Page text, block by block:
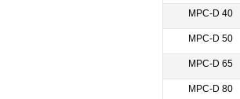
MPC-D 40
MPC-D 50
MPC-D 65
MPC-D 80